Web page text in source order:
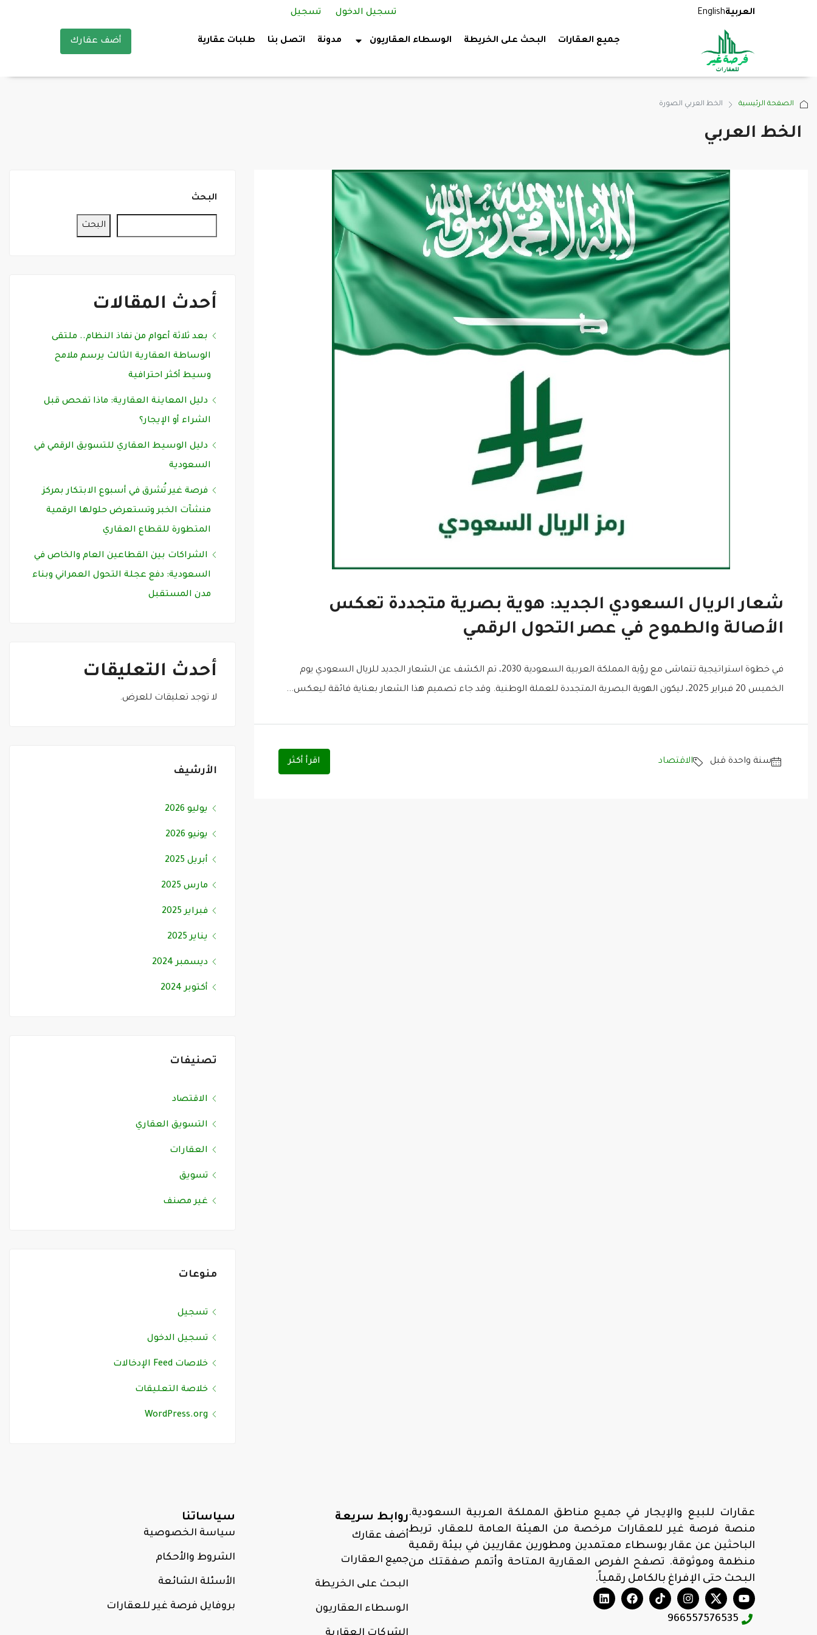
العربيةEnglish تسجيل الدخول تسجيل
جميع العقارات البحث على الخريطة الوسطاء العقاريون مدونة اتصل بنا طلبات عقارية أضف عقارك
الصفحة الرئيسية ‏الخط العربي الصورة
الخط العربي
شعار الريال السعودي الجديد: هوية بصرية متجددة تعكس
الأصالة والطموح في عصر التحول الرقمي
في خطوة استراتيجية تتماشى مع رؤية المملكة العربية السعودية 2030، تم الكشف عن الشعار الجديد للريال السعودي يوم
الخميس 20 فبراير 2025، ليكون الهوية البصرية المتجددة للعملة الوطنية. وقد جاء تصميم هذا الشعار بعناية فائقة ليعكس...
‏سنة واحدة قبل الاقتصاد اقرأ أكثر
البحث
البحث
أحدث المقالات
بعد ثلاثة أعوام من نفاذ النظام.. ملتقى
الوساطة العقارية الثالث يرسم ملامح
وسيط أكثر احترافية
دليل المعاينة العقارية: ماذا تفحص قبل
الشراء أو الإيجار؟
دليل الوسيط العقاري للتسويق الرقمي في
السعودية
فرصة غير تُشرق في أسبوع الابتكار بمركز
منشآت الخبر وتستعرض حلولها الرقمية
المتطورة للقطاع العقاري
الشراكات بين القطاعين العام والخاص في
السعودية: دفع عجلة التحول العمراني وبناء
مدن المستقبل
أحدث التعليقات
لا توجد تعليقات للعرض.
الأرشيف
يوليو 2026
يونيو 2026
أبريل 2025
مارس 2025
فبراير 2025
يناير 2025
ديسمبر 2024
أكتوبر 2024
تصنيفات
الاقتصاد
التسويق العقاري
العقارات
تسويق
غير مصنف
منوعات
تسجيل
تسجيل الدخول
خلاصات Feed الإدخالات
خلاصة التعليقات
WordPress.org
عقارات للبيع والإيجار في جميع مناطق المملكة العربية السعودية.
منصة فرصة غير للعقارات مرخصة من الهيئة العامة للعقار، تربط
الباحثين عن عقار بوسطاء معتمدين ومطورين عقاريين في بيئة رقمية
منظمة وموثوقة. تصفح الفرص العقارية المتاحة وأتمم صفقتك من
البحث حتى الإفراغ بالكامل رقمياً.
966557576535
روابط سريعة
أضف عقارك
جمیع العقارات
البحث علی الخريطة
الوسطاء العقاريون
سياساتنا
سياسة الخصوصية
الشروط والأحكام
الأسئلة الشائعة
بروفايل فرصة غير للعقارات